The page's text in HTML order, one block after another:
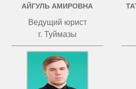
АЙГУЛЬ АМИРОВНА
Ведущий юрист
г. Туймазы